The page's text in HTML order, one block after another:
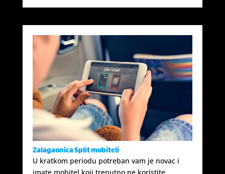
Zalagaonica Split mobiteli
U kratkom periodu potreban vam je novac i
imate mobitel koji trenutno ne koristite,